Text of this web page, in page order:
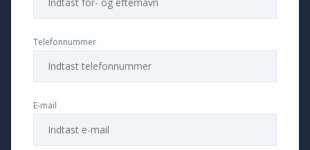
Telefonnummer
E-mail